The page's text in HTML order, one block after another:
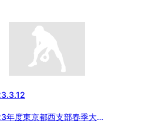
年度東京都西支部春季大会